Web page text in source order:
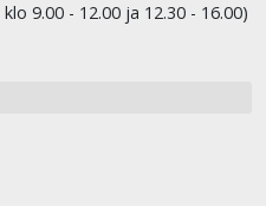
9.00 - 12.00 ja 12.30 - 16.00)